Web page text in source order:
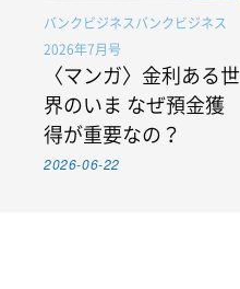
バンクビジネスバンクビジネス
2026年7月号
〈マンガ〉金利ある世
界のいま なぜ預金獲
得が重要なの？
2026-06-22